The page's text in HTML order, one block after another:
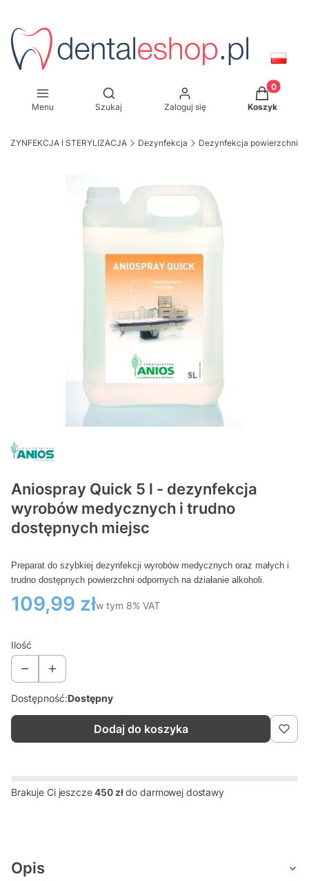
Menu
Otwórz wyszukiwarkę
Szukaj Zaloguj się
Produkty
Koszyk
DEZYNFEKCJA I STERYLIZACJA Dezynfekcja Dezynfekcja powierzchni
Aniospray Quick 5 l - dezynfekcja
wyrobów medycznych i trudno
dostępnych miejsc
Preparat do szybkiej dezynfekcji wyrobów medycznych oraz małych i
trudno dostępnych powierzchni odpornych na działanie alkoholi.
Cena
109,99 złw tym 8% VAT
w tym 8% VAT
Ilość
Dostępność:Dostępny
Dodaj do koszyka
Brakuje Ci jeszcze450 złdo darmowej dostawy
Opis